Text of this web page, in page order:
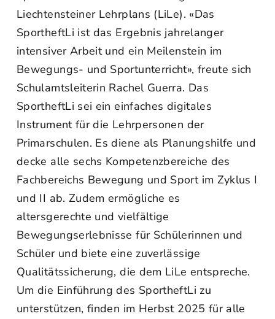
Liechtensteiner Lehrplans (LiLe). «Das
SportheftLi ist das Ergebnis jahrelanger
intensiver Arbeit und ein Meilenstein im
Bewegungs- und Sportunterricht», freute sich
Schulamtsleiterin Rachel Guerra. Das
SportheftLi sei ein einfaches digitales
Instrument für die Lehrpersonen der
Primarschulen. Es diene als Planungshilfe und
decke alle sechs Kompetenzbereiche des
Fachbereichs Bewegung und Sport im Zyklus I
und II ab. Zudem ermögliche es
altersgerechte und vielfältige
Bewegungserlebnisse für Schülerinnen und
Schüler und biete eine zuverlässige
Qualitätssicherung, die dem LiLe entspreche.
Um die Einführung des SportheftLi zu
unterstützen, finden im Herbst 2025 für alle